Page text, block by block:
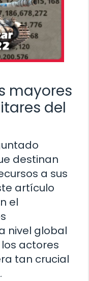
mayores
del
destinan
a sus
artículo
el
nivel global
actores
tan crucial